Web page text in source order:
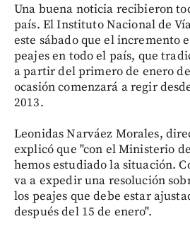
Una buena noticia recibieron
país. El Instituto Nacional de
este sábado que el incremento
peajes en todo el país, que
a partir del primero de enero
ocasión comenzará a regir
2013.
Leonidas Narváez Morales,
explicó que "con el Ministerio
hemos estudiado la situación.
va a expedir una resolución
los peajes que debe estar
después del 15 de enero".